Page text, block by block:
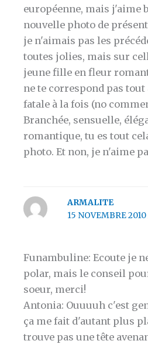
européenne, mais j'aime
nouvelle photo de
je n'aimais pas les
toutes jolies, mais sur
jeune fille en fleur
ne te correspond pas
fatale à la fois (no
Branchée, sensuelle,
romantique, tu es tout
photo. Et non, je n'aime
ARMALITE
15 NOVEMBRE 2010
Funambuline: Ecoute je
polar, mais le conseil
soeur, merci!
Antonia: Ouuuuh c'est
ça me fait d'autant plus
trouve pas une tête